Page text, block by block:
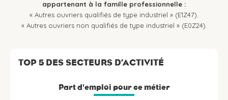
appartenant à la famille professionnelle :
« Autres ouvriers qualifiés de type industriel » (E1Z47).
« Autres ouvriers non qualifiés de type industriel » (E0Z24).
TOP 5 DES SECTEURS D’ACTIVITÉ
Part d'emploi pour ce métier